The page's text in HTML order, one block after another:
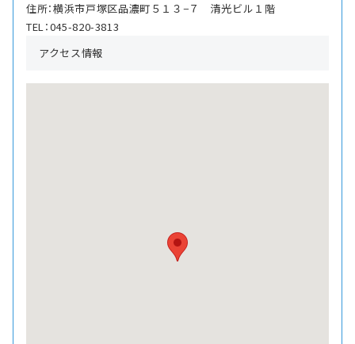
住所：横浜市戸塚区品濃町５１３−７ 清光ビル１階
TEL：045-820-3813
アクセス情報